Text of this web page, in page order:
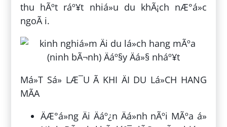
thu hÃºt ráº¥t nhiá»u du khÃ¡ch nÆ°á»c
ngoÃ i.
Má»T Sá» LÆ¯U Ã KHI ÄI DU Lá»CH HANG
MÃA
ÄÆ°á»ng Äi Äáº¿n Äá»nh nÃºi MÃºa á»